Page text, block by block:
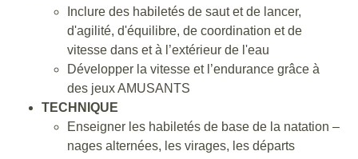
Inclure des habiletés de saut et de lancer,
d'agilité, d'équilibre, de coordination et de
vitesse dans et à l’extérieur de l'eau
Développer la vitesse et l’endurance grâce à
des jeux AMUSANTS
TECHNIQUE
Enseigner les habiletés de base de la natation –
nages alternées, les virages, les départs